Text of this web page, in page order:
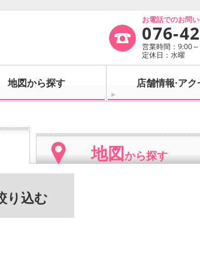
お電話でのお問
076-
営業時間：9:00
定休日：水曜
地図から探す 店舗情報·アク
地図から探す
り込む